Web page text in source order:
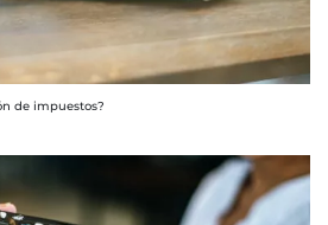
de impuestos?